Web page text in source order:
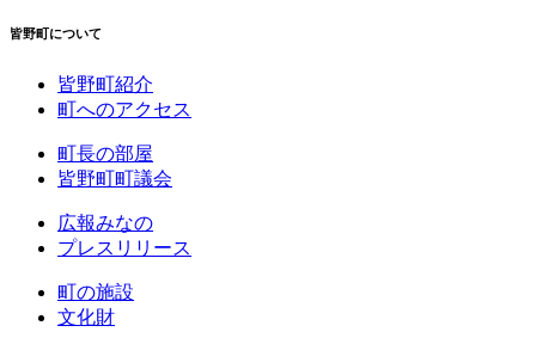
皆野町について
皆野町紹介
町へのアクセス
町長の部屋
皆野町町議会
広報みなの
プレスリリース
町の施設
文化財